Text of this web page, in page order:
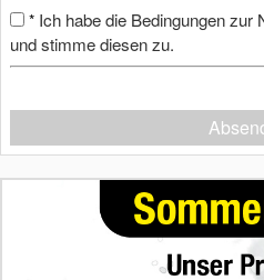
* Ich habe die Bedingungen zur
und stimme diesen zu.